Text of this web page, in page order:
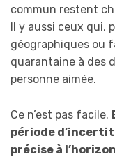
commun restent
Il y aussi ceux qui,
géographiques ou
quarantaine à des
personne aimée.
Ce n’est pas facile.
période
précise à l’horizon